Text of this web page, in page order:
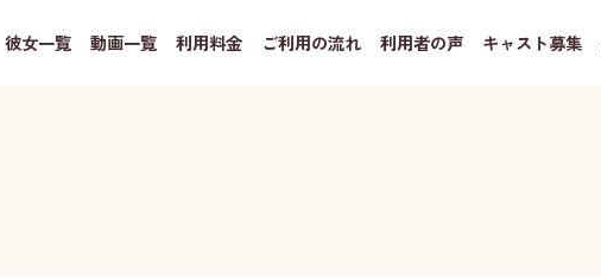
彼女一覧 動画一覧 利用料金 ご利用の流れ 利用者の声 キャスト募集